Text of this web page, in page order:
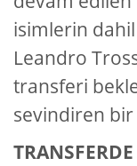
isimlerin
Leandro
transferi
sevindiren